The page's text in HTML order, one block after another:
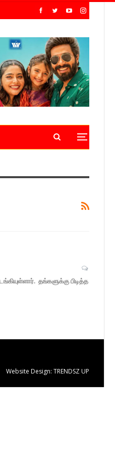
தங்களுக்கு பிடித்த
Website Design: TRENDSZ UP